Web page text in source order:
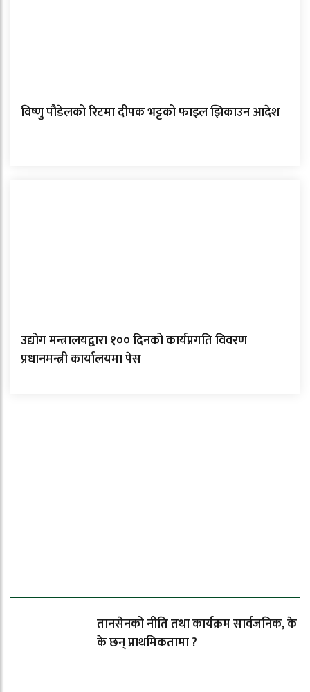
विष्णु पौडेलको रिटमा दीपक भट्टको फाइल झिकाउन आदेश
उद्योग मन्त्रालयद्वारा १०० दिनको कार्यप्रगति विवरण
प्रधानमन्त्री कार्यालयमा पेस
तानसेनको नीति तथा कार्यक्रम सार्वजनिक, के
के छन् प्राथमिकतामा ?